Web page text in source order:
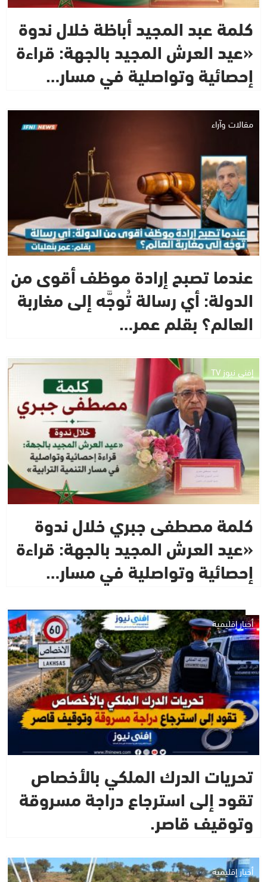
كلمة عبد المجيد أباظة خلال ندوة
«عيد العرش المجيد بالجهة: قراءة
إحصائية وتواصلية في مسار…
مقالات وآراء
عندما تصبح إرادة موظف أقوى من
الدولة: أي رسالة تُوجَّه إلى مغاربة
العالم؟ بقلم عمر…
إفني نيوز TV
كلمة مصطفى جبري خلال ندوة
«عيد العرش المجيد بالجهة: قراءة
إحصائية وتواصلية في مسار…
أخبار إقليمية
تحريات الدرك الملكي بالأخصاص
تقود إلى استرجاع دراجة مسروقة
وتوقيف قاصر.
أخبار إقليمية